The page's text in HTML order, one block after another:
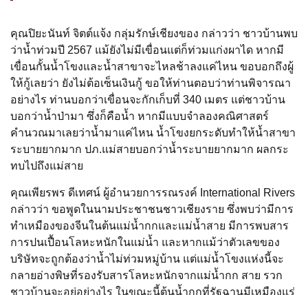
คุณปิยะนันท์ จิตต์แจ้ง กลุ่มรักษ์เชียงของ กล่าวว่า ชาวบ้านพบ
ว่าน้ำท่วมปี 2567 แม้ยังไม่มีเขื่อนแต่ก็ท่วมแก่งผาได หากมี
เขื่อนกั้นน้ำโขงและน้ำสาขาจะไหลช้าลงแค่ไหน ขอบอกถึงผู้
ให้กู้เลยว่า ยังไม่ต้อเซ็นเงินกู้ ขอให้ท่านตอบว่าท่านพิจารณา
อย่างไร ท่านบอกว่าเขื่อนจะกักเก็บที่ 340 เมตร แต่ชาวบ้าน
บอกว่าน้ำป่ามา ซึ่งก็คือน้ำ หากมีแบบจำลองคณิศาสตร์
คำนวณมาเลยว่าน้ำมาแค่ไหน น้ำโขงยกระดับทำให้น้ำสาขา
ระบายยากมาก ปภ.แม่สายบอกว่าน้ำระบายยากมาก ผลกระ
ทบไปถึงแม่สาย
คุณเพียรพร ดีเทศน์ ผู้อำนวยการรณรงค์ International Rivers
กล่าวว่า ขอพูดในนามประชาชนชาวเชียงราย ซึ่งพบว่ามีการ
ทำเหมืองของจีนในต้นแม่น้ำกกและแม่น้ำสาย มีการพบสาร
การปนเปื้อนโลหะหนักในแม่น้ำ และหากแม้ว่าตัวเลขของ
บริษัทจะถูกต้องว่าน้ำไม่ท่วมหมู่บ้าน แต่แม่น้ำโขงแห่งนี้จะ
กลายอ่างพิษที่รองรับสารโลหะหนักจากแม่น้ำกก สาย รวก
ชาวบ้านจะอยู่อย่างไร ในขณะนี้ต้นน้ำกกที่รัฐฉานมีเหมืองแร่